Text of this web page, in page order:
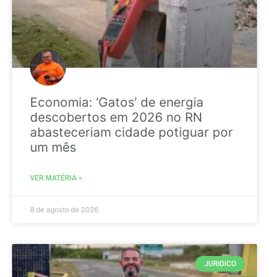
Economia: ‘Gatos’ de energia
descobertos em 2026 no RN
abasteceriam cidade potiguar por
um mês
VER MATÉRIA »
8 de agosto de 2026
JURIDICO